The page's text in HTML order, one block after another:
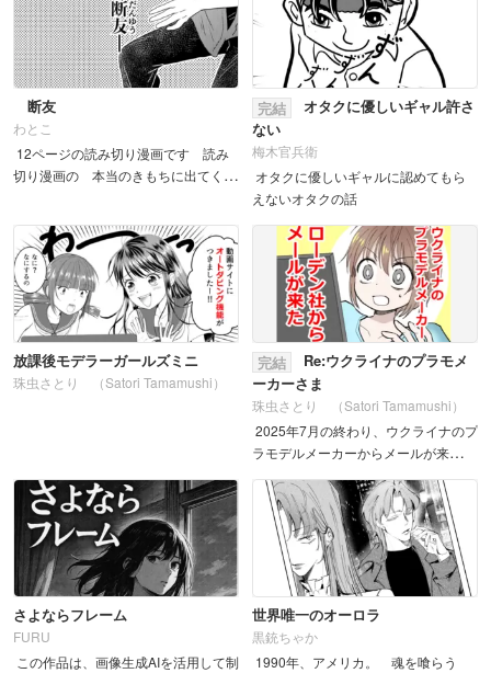
新入荷
断友
わとこ
12ページの読み切り漫画です 読み
切り漫画の 本当のきもちに出てくる
完結
オタクに優しいギャル許さ
ない
梅木官兵衛
オタクに優しいギャルに認めてもら
えないオタクの話
放課後モデラーガールズミニ
珠虫さとり （Satori Tamamushi）
完結
Re:ウクライナのプラモメ
ーカーさま
珠虫さとり （Satori Tamamushi）
2025年7月の終わり、ウクライナのプ
ラモデルメーカーからメールが来
さよならフレーム
FURU
この作品は、画像生成AIを活用して制
世界唯一のオーロラ
黒銃ちゃか
1990年、アメリカ。 魂を喰らう